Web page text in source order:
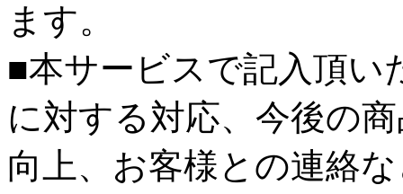
ます。
■本サービスで記入頂い
に対する対応、今後の
向上、お客様との連絡